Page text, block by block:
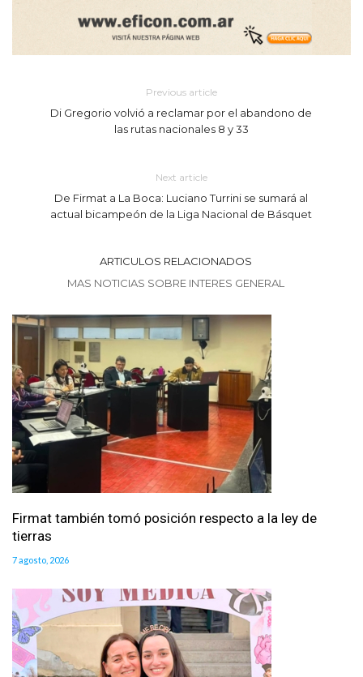
Previous article
Di Gregorio volvió a reclamar por el abandono de
las rutas nacionales 8 y 33
Next article
De Firmat a La Boca: Luciano Turrini se sumará al
actual bicampeón de la Liga Nacional de Básquet
ARTICULOS RELACIONADOS
MAS NOTICIAS SOBRE INTERES GENERAL
Firmat también tomó posición respecto a la ley de
tierras
7 agosto, 2026